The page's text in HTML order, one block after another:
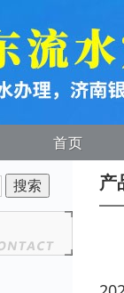
首页
产